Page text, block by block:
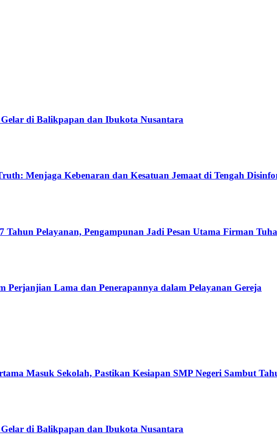
di Balikpapan dan Ibukota Nusantara
Menjaga Kebenaran dan Kesatuan Jemaat di Tengah
Pelayanan, Pengampunan Jadi Pesan Utama Firman
Perjanjian Lama dan Penerapannya dalam Pelayanan Gereja
Masuk Sekolah, Pastikan Kesiapan SMP Negeri Sambut
di Balikpapan dan Ibukota Nusantara